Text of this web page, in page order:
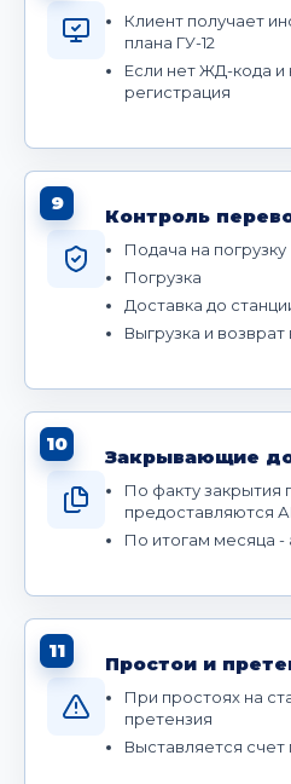
Клиент получает
плана ГУ-12
Если нет ЖД-кода
регистрация
9
Контроль
Подача на погрузку
Погрузка
Доставка до
Выгрузка и возврат
10
Закрывающие
По факту закрытия
предоставляются
По итогам месяца -
11
Простои и
При простоях на
претензия
Выставляется